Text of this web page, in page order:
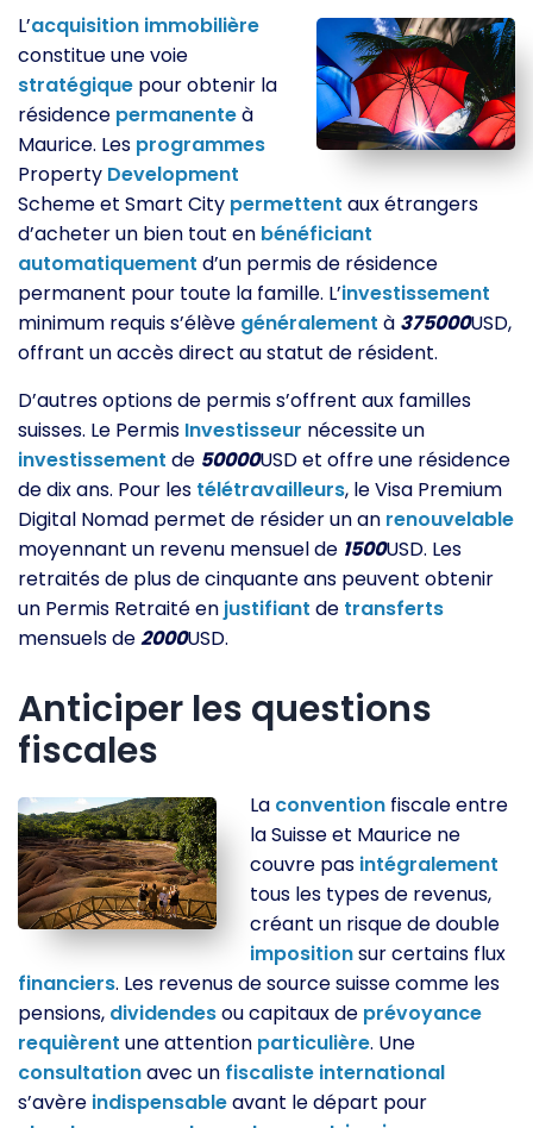
L’acquisition immobilière
constitue une voie
stratégique pour obtenir la
résidence permanenteà
Maurice. Les programmes
Property Development
Scheme et Smart City permettent aux étrangers
d’acheter un bien tout en bénéficiant
automatiquement d’un permis de résidence
permanent pour toute la famille. L’investissement
minimum requis s’élève généralement à 375000USD,
offrant un accès direct au statut de résident.
D’autres options de permis s’offrent aux familles
suisses. Le Permis Investisseur nécessite un
investissement de 50000USD et offre une résidence
de dix ans. Pour les télétravailleurs, le Visa Premium
Digital Nomad permet de résider un an renouvelable
moyennant un revenu mensuel de 1500USD. Les
retraités de plus de cinquante ans peuvent obtenir
un Permis Retraité en justifiant de transferts
mensuels de2000USD.
Anticiper les questions
fiscales
La convention fiscale entre
la Suisse et Maurice ne
couvre pas intégralement
tous les types de revenus,
créant un risque de double
impositionsur certains flux
financiers. Les revenus de source suisse comme les
pensions, dividendesou capitaux de prévoyance
requièrent une attention particulière. Une
consultationavec un fiscaliste international
s’avère indispensableavant le départ pour